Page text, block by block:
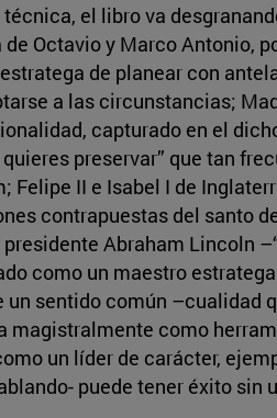
el libro va
Octavio y Marco Antonio,
de planear con
a las circunstancias;
capturado en el
preservar” que tan
Felipe II e Isabel I de
contrapuestas del santo
Abraham Lincoln
como un maestro
un sentido común ­–cualidad
magistralmente como
un líder de carácter,
puede tener éxito sin